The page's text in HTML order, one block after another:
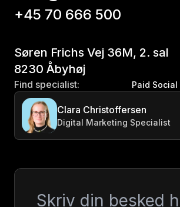
+45 70 666 500
Søren Frichs Vej 36M, 2. sal
8230 Åbyhøj
Find specialist: Paid Social
Clara Christoffersen
Digital Marketing Specialist